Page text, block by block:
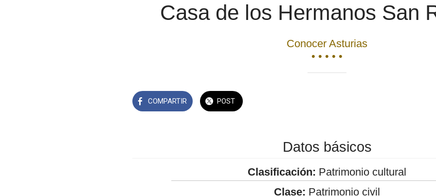
Casa de los Hermanos San
Conocer Asturias
• • • • •
COMPARTIR POST
Datos básicos
Clasificación: Patrimonio cultural
Clase: Patrimonio civil